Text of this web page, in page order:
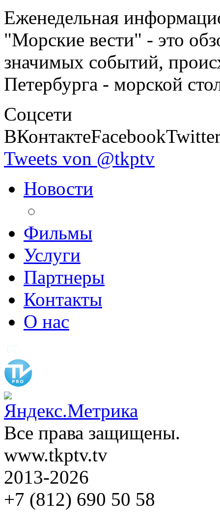
Еженедельная
"Морские вести" - это
значимых событий,
Петербурга - морской
Соцсети
ВКонтактеFacebook
Tweets von @tkptv
Новости
Фильмы
Услуги
Партнеры
Контакты
О нас
Все права защищены.
www.tkptv.tv
2013-2026
+7 (812) 690 50 58